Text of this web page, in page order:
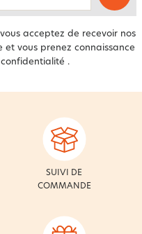
acceptez de recevoir nos
vous prenez connaissance
.
SUIVI DE
COMMANDE